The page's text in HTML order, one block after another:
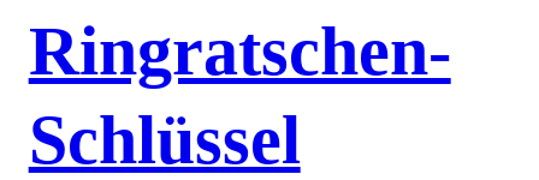
Ringratschen-
Schlüssel